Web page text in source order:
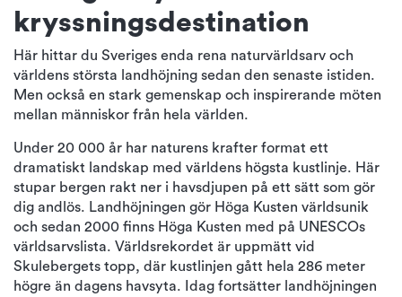
kryssningsdestination
Här hittar du Sveriges enda rena naturvärldsarv och
världens största landhöjning sedan den senaste istiden.
Men också en stark gemenskap och inspirerande möten
mellan människor från hela världen.
Under 20 000 år har naturens krafter format ett
dramatiskt landskap med världens högsta kustlinje. Här
stupar bergen rakt ner i havsdjupen på ett sätt som gör
dig andlös. Landhöjningen gör Höga Kusten världsunik
och sedan 2000 finns Höga Kusten med på UNESCOs
världsarvslista. Världsrekordet är uppmätt vid
Skulebergets topp, där kustlinjen gått hela 286 meter
högre än dagens havsyta. Idag fortsätter landhöjningen